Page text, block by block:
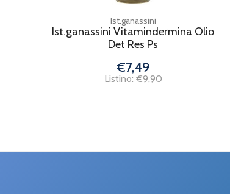
Ist.ganassini
Ist.ganassini Vitamindermina Olio
Det Res Ps
€7,49
Listino: €9,90